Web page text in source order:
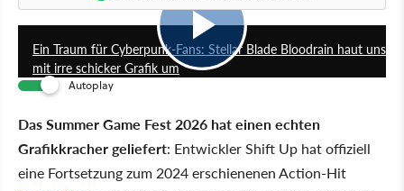
3:30
Ein Traum für Cyberpunk-Fans: Stellar Blade Bloodrain haut uns
mit irre schicker Grafik um
Autoplay
Das Summer Game Fest 2026 hat einen echten
Grafikkracher geliefert: Entwickler Shift Up hat offiziell
eine Fortsetzung zum 2024 erschienenen Action-Hit